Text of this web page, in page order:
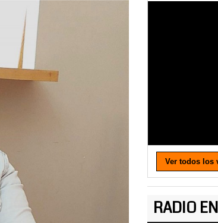
Ver todos los
RADIO